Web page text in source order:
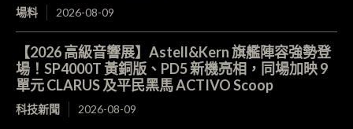
場料 2026-08-09
【2026 高級音響展】Astell&Kern 旗艦陣容強勢登
場！SP4000T 黃銅版、PD5 新機亮相，同場加映 9
單元 CLARUS 及平民黑馬 ACTIVO Scoop
科技新聞 2026-08-09